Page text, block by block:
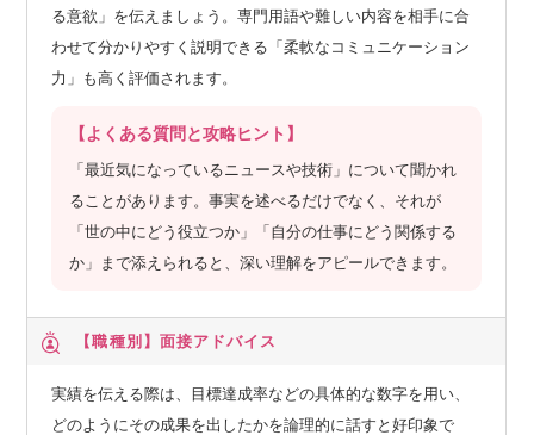
る意欲」を伝えましょう。専門用語や難しい内容を相手に合
わせて分かりやすく説明できる「柔軟なコミュニケーション
力」も高く評価されます。
【よくある質問と攻略ヒント】
「最近気になっているニュースや技術」について聞かれ
ることがあります。事実を述べるだけでなく、それが
「世の中にどう役立つか」「自分の仕事にどう関係する
か」まで添えられると、深い理解をアピールできます。
【職種別】 面接アドバイス
実績を伝える際は、目標達成率などの具体的な数字を用い、
どのようにその成果を出したかを論理的に話すと好印象で